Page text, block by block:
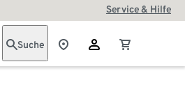
Service & Hilfe
Suche